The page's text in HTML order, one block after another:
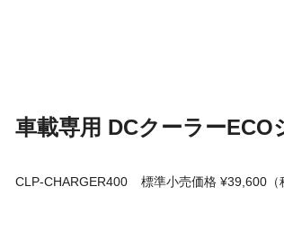
車載専用 DCクーラー
CLP-CHARGER400 標準小売価格 ¥39,600（